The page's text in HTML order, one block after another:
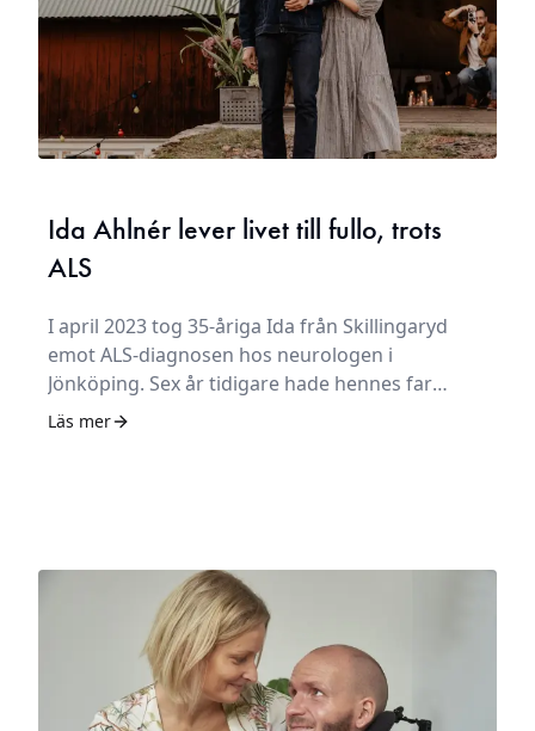
Ida Ahlnér lever livet till fullo, trots
ALS
I april 2023 tog 35-åriga Ida från Skillingaryd
emot ALS-diagnosen hos neurologen i
Jönköping. Sex år tidigare hade hennes far
somnat in i samma sjukdom, tio meter från
Läs mer